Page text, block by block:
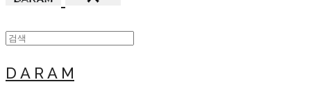
D A R A M